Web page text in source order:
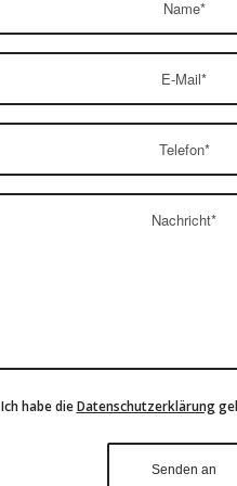
Ich habe dieDatenschutzerklärung